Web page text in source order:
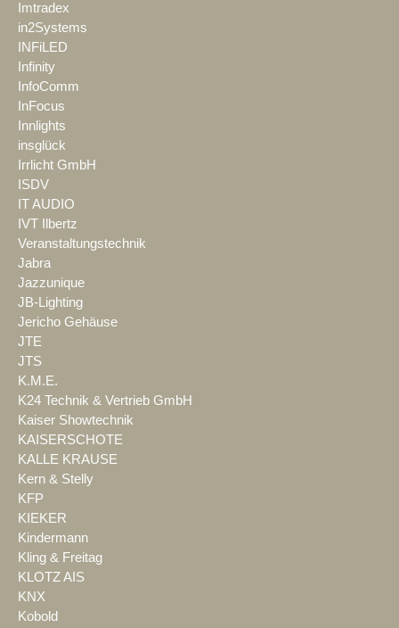
Imtradex
in2Systems
INFiLED
Infinity
InfoComm
InFocus
Innlights
insglück
Irrlicht GmbH
ISDV
IT AUDIO
IVT Ilbertz
Veranstaltungstechnik
Jabra
Jazzunique
JB-Lighting
Jericho Gehäuse
JTE
JTS
K.M.E.
K24 Technik & Vertrieb GmbH
Kaiser Showtechnik
KAISERSCHOTE
KALLE KRAUSE
Kern & Stelly
KFP
KIEKER
Kindermann
Kling & Freitag
KLOTZ AIS
KNX
Kobold